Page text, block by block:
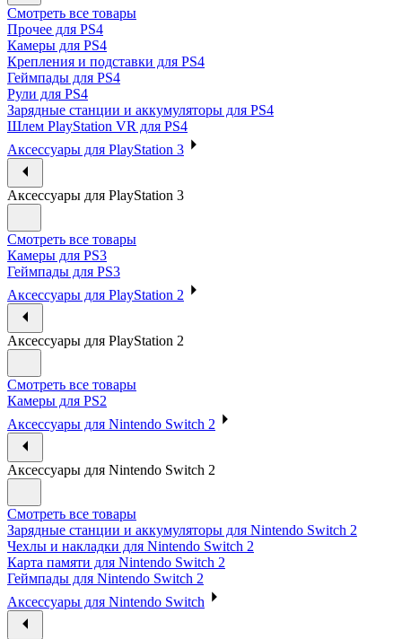
Смотреть все товары
Прочее для PS4
Камеры для PS4
Крепления и подставки для PS4
Геймпады для PS4
Рули для PS4
Зарядные станции и аккумуляторы для PS4
Шлем PlayStation VR для PS4
Аксессуары для PlayStation 3
Аксессуары для PlayStation 3
Смотреть все товары
Камеры для PS3
Геймпады для PS3
Аксессуары для PlayStation 2
Аксессуары для PlayStation 2
Смотреть все товары
Камеры для PS2
Аксессуары для Nintendo Switch 2
Аксессуары для Nintendo Switch 2
Смотреть все товары
Зарядные станции и аккумуляторы для Nintendo Switch 2
Чехлы и накладки для Nintendo Switch 2
Карта памяти для Nintendo Switch 2
Геймпады для Nintendo Switch 2
Аксессуары для Nintendo Switch